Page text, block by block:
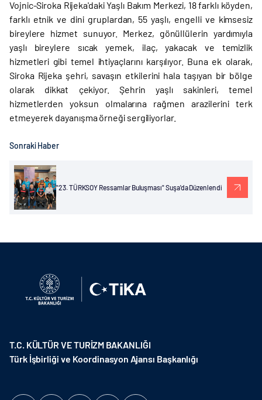
Vojnic-Siroka Rijeka'daki Yaşlı Bakım Merkezi, 18 farklı köyden,
farklı etnik ve dini gruplardan, 55 yaşlı, engelli ve kimsesiz
bireylere hizmet sunuyor. Merkez, gönüllülerin yardımıyla
yaşlı bireylere sıcak yemek, ilaç, yakacak ve temizlik
hizmetleri gibi temel ihtiyaçlarını karşılıyor. Buna ek olarak,
Siroka Rijeka şehri, savaşın etkilerini hala taşıyan bir bölge
olarak dikkat çekiyor. Şehrin yaşlı sakinleri, temel
hizmetlerden yoksun olmalarına rağmen arazilerini terk
etmeyerek dayanışma örneği sergiliyorlar.
Sonraki Haber
"23. TÜRKSOY Ressamlar Buluşması" Suşa'da Düzenlendi
T.C. KÜLTÜR VE TURİZM BAKANLIĞI
Türk İşbirliği ve Koordinasyon Ajansı Başkanlığı